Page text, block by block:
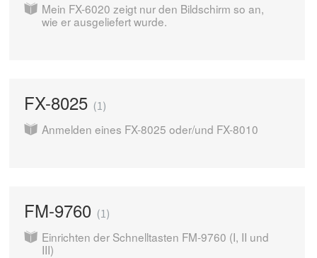
Mein FX-6020 zeigt nur den Bildschirm so an,
wie er ausgeliefert wurde.
FX-8025 1
Anmelden eines FX-8025 oder/und FX-8010
FM-9760 1
Einrichten der Schnelltasten FM-9760 (I, II und
III)